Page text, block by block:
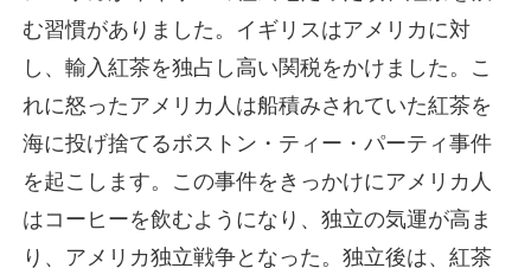
む習慣がありました。イギリスはアメリカに対
し、輸入紅茶を独占し高い関税をかけました。こ
れに怒ったアメリカ人は船積みされていた紅茶を
海に投げ捨てるボストン・ティー・パーティ事件
を起こします。この事件をきっかけにアメリカ人
はコーヒーを飲むようになり、独立の気運が高ま
り、アメリカ独立戦争となった。独立後は、紅茶